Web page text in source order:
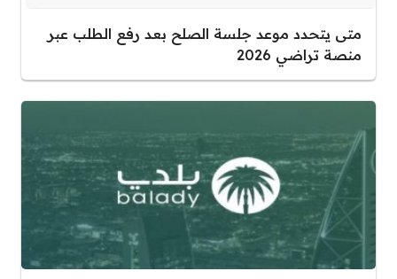
متى يتحدد موعد جلسة الصلح بعد رفع الطلب عبر
منصة تراضي 2026